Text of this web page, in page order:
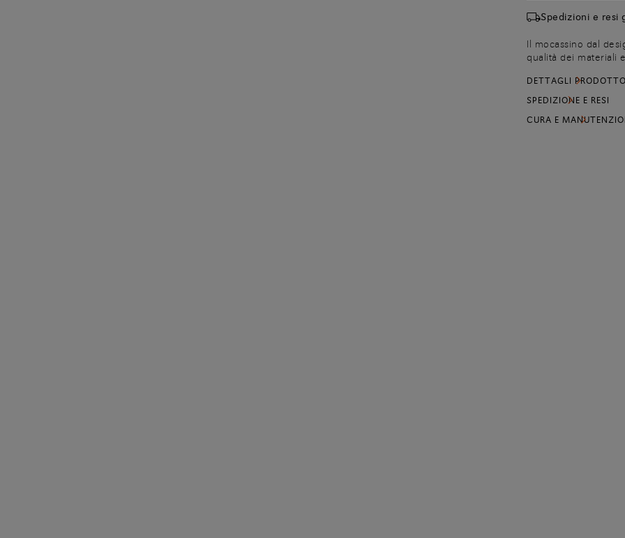
Spedizioni e resi
Il mocassino dal
qualità dei materiali
dona un’esperienza
colore fatta a mano
indossare per tutta
DETTAGLI PRODOTTO
SPEDIZIONE E RESI
CURA E